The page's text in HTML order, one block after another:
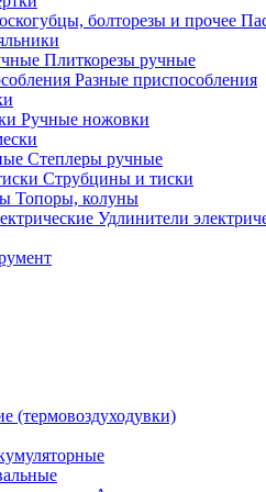
Плиткорезы ручные
Разные приспособления
Ручные ножовки
Степлеры ручные
Струбцины и тиски
Топоры, колуны
Удлинители
(термовоздуходувки)